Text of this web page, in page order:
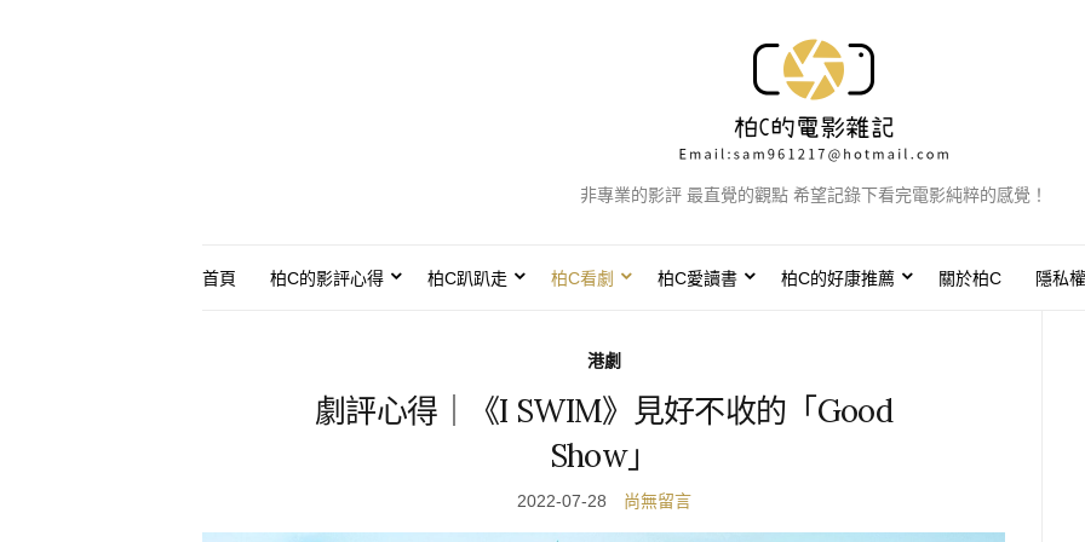
非專業的影評 最直覺的觀點 希望記錄下看完電影純粹的感覺！
首頁 柏C的影評心得 柏C趴趴走 柏C看劇 柏C愛讀書 柏C的好康推薦 關於柏C 隱私
港劇
劇評心得｜《I SWIM》見好不收的「Good
Show」
2022-07-28 尚無留言